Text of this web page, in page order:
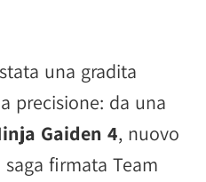
una gradita
precisione: da una
Gaiden 4, nuovo
firmata Team